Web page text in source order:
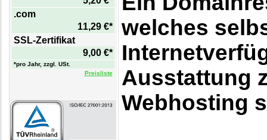
.com
11,29 €*
SSL-Zertifikat
9,00 €*
*pro Jahr, zzgl. USt.
Preisliste
welches
Ausstattung
Webhosting